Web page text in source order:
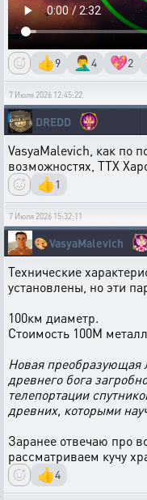
👍9 🤦‍♂️ 4 💖2
7 Июля 2026 12:45:22
DREDD
VasyaMalevich, как по
возможностях, ТТХ
👍1
7 Июля 2026 15:32:11
🎨VasyaMalevich
Технические
установлены, но эти
100км диаметр.
Стоимость 100М
Новая преобразующая
древнего бога
телепортации
древних, которыми
Заранее отвечаю про
рассматриваем кучу
👍4